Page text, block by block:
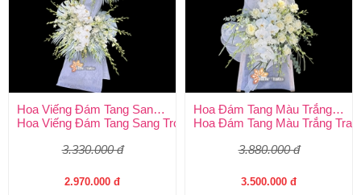
Hoa Viếng Đám Tang Sang Trọng
Hoa Viếng Đám Tang Sang Trọng – Kính Tận Tâm, Tiễn Biệt
3.330.000 đ
2.970.000 đ
Hoa Đám Tang Màu Trắng Trang Nghiêm
Hoa Đám Tang Màu Trắng
3.880.000 đ
3.500.000 đ